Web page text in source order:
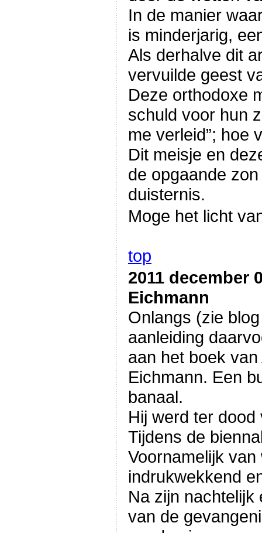
In de manier
is minderjarig,
Als derhalve dit
vervuilde geest
Deze orthodoxe
schuld voor hun
me verleid”; hoe
Dit meisje en
de opgaande
duisternis.
Moge het licht
top
2011 december
Eichmann
Onlangs (zie
aanleiding
aan het boek
Eichmann. Een
banaal.
Hij werd ter
Tijdens de
Voornamelijk
indrukwekkend
Na zijn
van de